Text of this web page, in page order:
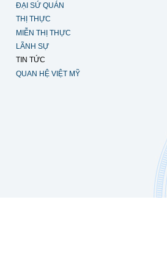
ĐẠI SỨ QUÁN
THỊ THỰC
MIỄN THỊ THỰC
LÃNH SỰ
TIN TỨC
QUAN HỆ VIỆT MỸ